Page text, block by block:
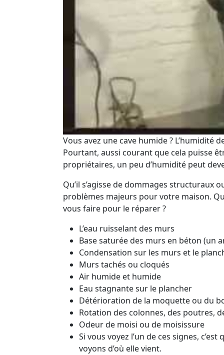
Vous avez une cave humide ? L’humidité
Pourtant, aussi courant que cela puisse
propriétaires, un peu d’humidité peut
Qu’il s’agisse de dommages structuraux
problèmes majeurs pour votre maison.
vous faire pour le réparer ?
L’eau ruisselant des murs
Base saturée des murs en béton (un
Condensation sur les murs et le
Murs tachés ou cloqués
Air humide et humide
Eau stagnante sur le plancher
Détérioration de la moquette ou du
Rotation des colonnes, des poutres,
Odeur de moisi ou de moisissure
Si vous voyez l’un de ces signes,
voyons d’où elle vient.